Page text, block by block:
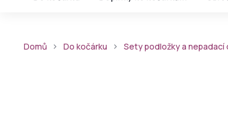
Domů Do kočárku Sety podložky a nepadací